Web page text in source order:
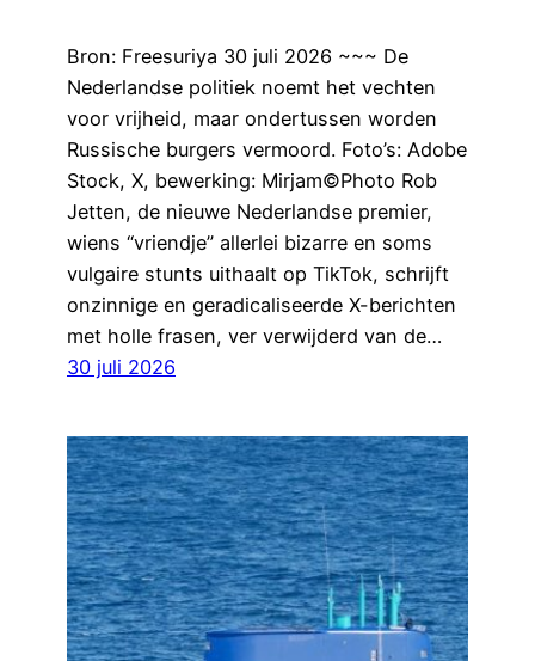
Bron: Freesuriya 30 juli 2026 ~~~ De
Nederlandse politiek noemt het vechten
voor vrijheid, maar ondertussen worden
Russische burgers vermoord. Foto’s: Adobe
Stock, X, bewerking: Mirjam©Photo Rob
Jetten, de nieuwe Nederlandse premier,
wiens “vriendje” allerlei bizarre en soms
vulgaire stunts uithaalt op TikTok, schrijft
onzinnige en geradicaliseerde X-berichten
met holle frasen, ver verwijderd van de…
30 juli 2026